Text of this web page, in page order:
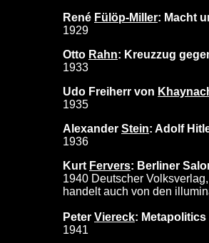
René Fülöp-Miller: Macht
1929
Otto Rahn: Kreuzzug
1933
Udo Freiherr von
1935
Alexander Stein: Adolf
1936
Kurt Fervers: Berliner
1940 Deutscher
handelt auch von den
Peter Viereck: Metapolitics
1941